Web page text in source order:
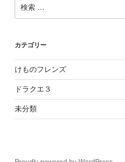
索:
カテゴリー
けものフレンズ
ドラクエ３
未分類